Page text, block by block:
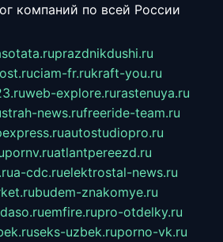
компаний по всей России
prazdnikdushi.ru
ciam-fr.rukraft-you.ru
web-explore.rurastenuya.ru
strah-news.rufreeride-team.ru
autostudiopro.ru
pornv.ruatlantpereezd.ru
a-cdc.ruelektrostal-news.ru
budem-znakomye.ru
emfire.rupro-otdelky.ru
seks-uzbek.ruporno-vk.ru